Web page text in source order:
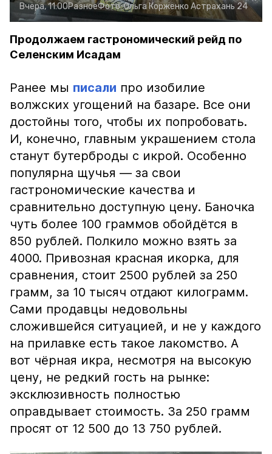
Вчера, 11:00РазноеФото:Ольга Корженко Астрахань 24
Продолжаем гастрономический рейд по
Селенским Исадам
Ранее мы писали про изобилие
волжских угощений на базаре. Все они
достойны того, чтобы их попробовать.
И, конечно, главным украшением стола
станут бутерброды с икрой. Особенно
популярна щучья — за свои
гастрономические качества и
сравнительно доступную цену. Баночка
чуть более 100 граммов обойдётся в
850 рублей. Полкило можно взять за
4000. Привозная красная икорка, для
сравнения, стоит 2500 рублей за 250
грамм, за 10 тысяч отдают килограмм.
Сами продавцы недовольны
сложившейся ситуацией, и не у каждого
на прилавке есть такое лакомство. А
вот чёрная икра, несмотря на высокую
цену, не редкий гость на рынке:
эксклюзивность полностью
оправдывает стоимость. За 250 грамм
просят от 12 500 до 13 750 рублей.